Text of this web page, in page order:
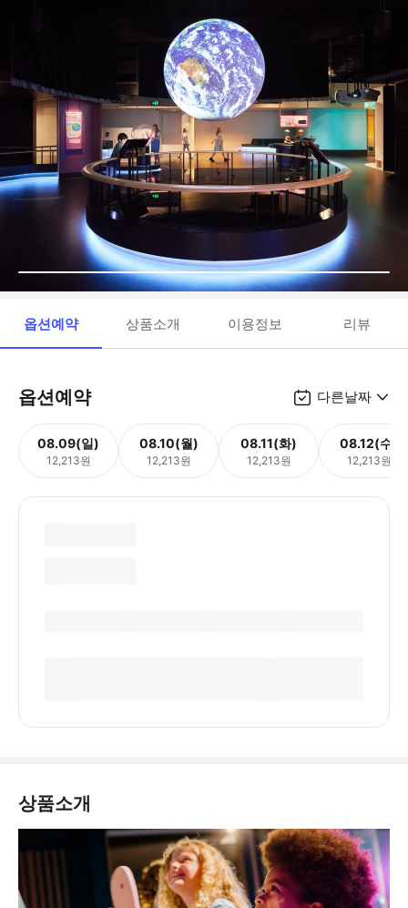
옵션예약 상품소개 이용정보 리뷰
옵션예약 다른날짜
08.09(일)
12,213원
08.10(월)
12,213원
08.11(화)
12,213원
08.12(수)
12,213원
상품소개